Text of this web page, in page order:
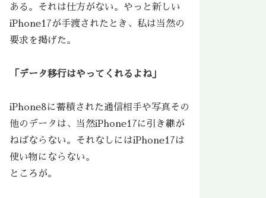
ある。それは仕方がない。やっと新しい
iPhone17が手渡されたとき、私は当然の
要求を掲げた。
「データ移行はやってくれるよね」
iPhone8に蓄積された通信相手や写真その
他のデータは、当然iPhone17に引き継が
ねばならない。それなしにはiPhone17は
使い物にならない。
ところが。